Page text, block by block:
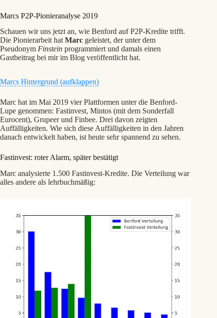
Marcs P2P-Pionieranalyse 2019
Schauen wir uns jetzt an, wie Benford auf P2P-Kredite trifft.
Die Pionierarbeit hat Marc geleistet, der unter dem
Pseudonym Finstein programmiert und damals einen
Gastbeitrag bei mir im Blog veröffentlicht hat.
Marc hat 2000 als Systembetreuer für eine Invoice-
Discounting-Anwendung angefangen – also für genau die Art
größten Risiken sind. Schon damals hatte er die Benford-
Analyse als Werkzeug vorgeschlagen, um genau solche
Fakerechnungen aufzuspüren. Sein Arbeitgeber tat das damals
als „Hokuspokus“ ab. Sein Wissen aus der Praxis ist insofern
alles andere als akademisch. Auf seinem Blog auf
Programmierthemen und P2P – seinen Original-Gastbeitrag
Marcs Hintergrund (aufklappen)
Marc hat im Mai 2019 vier Plattformen unter die Benford-
Lupe genommen: Fastinvest, Mintos (mit dem Sonderfall
Eurocent), Grupeer und Finbee. Drei davon zeigten
Auffälligkeiten. Wie sich diese Auffälligkeiten in den Jahren
danach entwickelt haben, ist heute sehr spannend zu sehen.
Fastinvest: roter Alarm, später bestätigt
Marc analysierte 1.500 Fastinvest-Kredite. Die Verteilung war
alles andere als lehrbuchmäßig: